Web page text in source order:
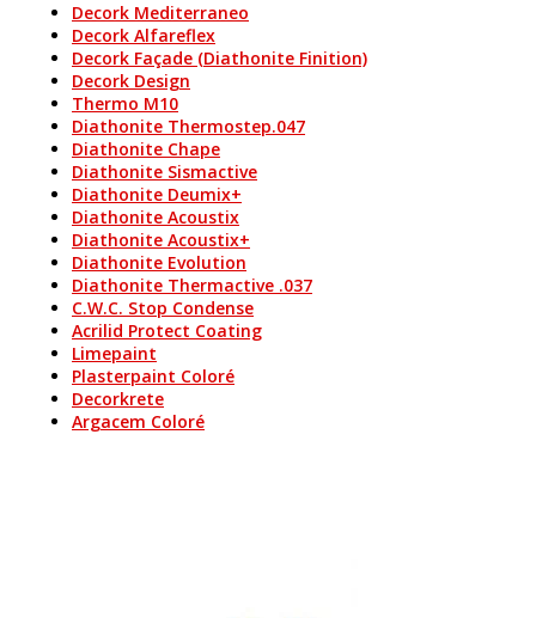
Decork Mediterraneo
Decork Alfareflex
Decork Façade (Diathonite Finition)
Decork Design
Thermo M10
Diathonite Thermostep.047
Diathonite Chape
Diathonite Sismactive
Diathonite Deumix+
Diathonite Acoustix
Diathonite Acoustix+
Diathonite Evolution
Diathonite Thermactive .037
C.W.C. Stop Condense
Acrilid Protect Coating
Limepaint
Plasterpaint Coloré
Decorkrete
Argacem Coloré